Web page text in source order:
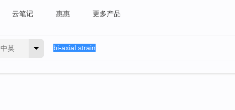
云笔记 惠惠 更多产品
中英